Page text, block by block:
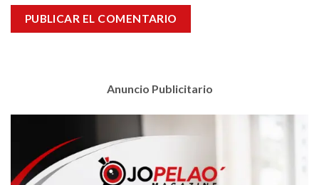
Anuncio Publicitario